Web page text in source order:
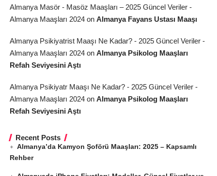
Almanya Masör - Masöz Maaşları – 2025 Güncel Veriler -
Almanya Maaşları 2024 on Almanya Fayans Ustası Maaşı
Almanya Psikiyatrist Maaşı Ne Kadar? - 2025 Güncel Veriler -
Almanya Maaşları 2024 on Almanya Psikolog Maaşları
Refah Seviyesini Aştı
Almanya Psikiyatr Maaşı Ne Kadar? - 2025 Güncel Veriler -
Almanya Maaşları 2024 on Almanya Psikolog Maaşları
Refah Seviyesini Aştı
Recent Posts
Almanya’da Kamyon Şoförü Maaşları: 2025 – Kapsamlı
Rehber